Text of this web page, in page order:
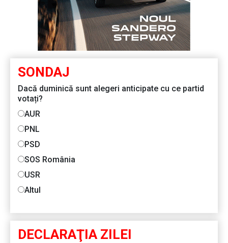
SONDAJ
Dacă duminică sunt alegeri anticipate cu ce partid
votați?
AUR
PNL
PSD
SOS România
USR
Altul
DECLARAŢIA ZILEI